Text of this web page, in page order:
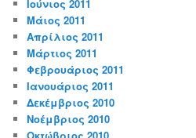
Ιούνιος 2011
Μάιος 2011
Απρίλιος 2011
Μάρτιος 2011
Φεβρουάριος 2011
Ιανουάριος 2011
Δεκέμβριος 2010
Νοέμβριος 2010